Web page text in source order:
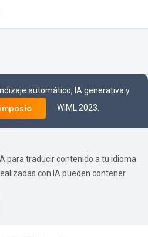
automático, IA generativa y
WiML 2023.
para traducir contenido a tu idioma
con IA pueden contener